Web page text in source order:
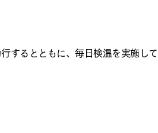
するとともに、毎日検温を実施して